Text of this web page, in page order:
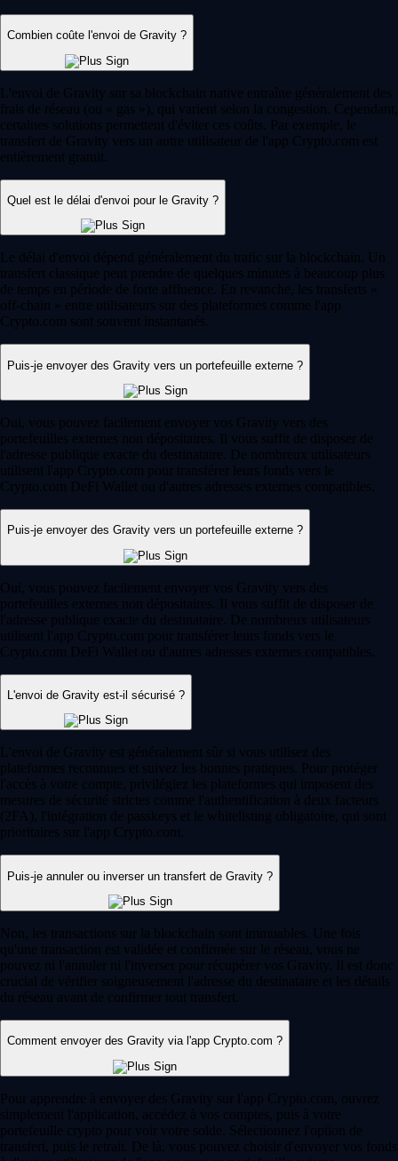
Combien coûte l'envoi de Gravity ?
L'envoi de Gravity sur sa blockchain native entraîne généralement des
frais de réseau (ou « gas »), qui varient selon la congestion. Cependant,
certaines solutions permettent d'éviter ces coûts. Par exemple, le
transfert de Gravity vers un autre utilisateur de l'app Crypto.com est
entièrement gratuit.
Quel est le délai d'envoi pour le Gravity ?
Le délai d'envoi dépend généralement du trafic sur la blockchain. Un
transfert classique peut prendre de quelques minutes à beaucoup plus
de temps en période de forte affluence. En revanche, les transferts «
off-chain » entre utilisateurs sur des plateformes comme l'app
Crypto.com sont souvent instantanés.
Puis-je envoyer des Gravity vers un portefeuille externe ?
Oui, vous pouvez facilement envoyer vos Gravity vers des
portefeuilles externes non dépositaires. Il vous suffit de disposer de
l'adresse publique exacte du destinataire. De nombreux utilisateurs
utilisent l'app Crypto.com pour transférer leurs fonds vers le
Crypto.com DeFi Wallet ou d'autres adresses externes compatibles.
Puis-je envoyer des Gravity vers un portefeuille externe ?
Oui, vous pouvez facilement envoyer vos Gravity vers des
portefeuilles externes non dépositaires. Il vous suffit de disposer de
l'adresse publique exacte du destinataire. De nombreux utilisateurs
utilisent l'app Crypto.com pour transférer leurs fonds vers le
Crypto.com DeFi Wallet ou d'autres adresses externes compatibles.
L'envoi de Gravity est-il sécurisé ?
L'envoi de Gravity est généralement sûr si vous utilisez des
plateformes reconnues et suivez les bonnes pratiques. Pour protéger
l'accès à votre compte, privilégiez les plateformes qui imposent des
mesures de sécurité strictes comme l'authentification à deux facteurs
(2FA), l'intégration de passkeys et le whitelisting obligatoire, qui sont
prioritaires sur l'app Crypto.com.
Puis-je annuler ou inverser un transfert de Gravity ?
Non, les transactions sur la blockchain sont immuables. Une fois
qu'une transaction est validée et confirmée sur le réseau, vous ne
pouvez ni l'annuler ni l'inverser pour récupérer vos Gravity. Il est donc
crucial de vérifier soigneusement l'adresse du destinataire et les détails
du réseau avant de confirmer tout transfert.
Comment envoyer des Gravity via l'app Crypto.com ?
Pour apprendre à envoyer des Gravity sur l'app Crypto.com, ouvrez
simplement l'application, accédez à vos comptes, puis à votre
portefeuille crypto pour voir votre solde. Sélectionnez l'option de
transfert, puis le retrait. De là, vous pouvez choisir d'envoyer vos fonds